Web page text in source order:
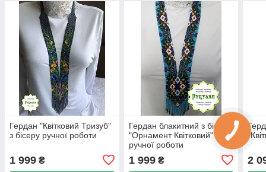
Гердан "Квітковий Тризуб"
з бісеру ручної роботи
1 999 ₴
Гердан блакитний з бісеру
"Орнамент Квітковий"
ручної роботи
1 999₴ 2